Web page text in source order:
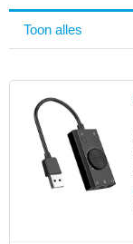
Toon alles